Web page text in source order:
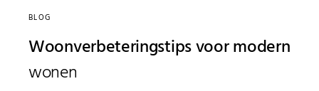
BLOG
Woonverbeteringstips voor modern
wonen